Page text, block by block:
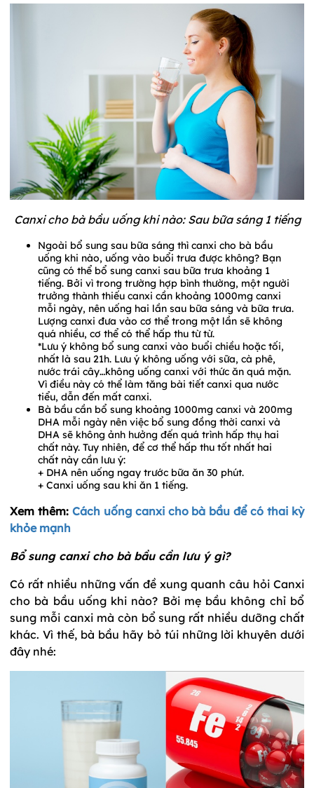
Canxi cho bà bầu uống khi nào: Sau bữa sáng 1 tiếng
Ngoài bổ sung sau bữa sáng thì canxi cho bà bầu
uống khi nào, uống vào buổi trưa được không? Bạn
cũng có thể bổ sung canxi sau bữa trưa khoảng 1
tiếng. Bởi vì trong trường hợp bình thường, một người
trưởng thành thiếu canxi cần khoảng 1000mg canxi
mỗi ngày, nên uống hai lần sau bữa sáng và bữa trưa.
Lượng canxi đưa vào cơ thể trong một lần sẽ không
quá nhiều, cơ thể có thể hấp thu từ từ.
*Lưu ý không bổ sung canxi vào buổi chiều hoặc tối,
nhất là sau 21h. Lưu ý không uống với sữa, cà phê,
nước trái cây…không uống canxi với thức ăn quá mặn.
Vì điều này có thể làm tăng bài tiết canxi qua nước
tiểu, dẫn đến mất canxi.
Bà bầu cần bổ sung khoảng 1000mg canxi và 200mg
DHA mỗi ngày nên việc bổ sung đồng thời canxi và
DHA sẽ không ảnh hưởng đến quá trình hấp thụ hai
chất này. Tuy nhiên, để cơ thể hấp thu tốt nhất hai
chất này cần lưu ý:
+ DHA nên uống ngay trước bữa ăn 30 phút.
+ Canxi uống sau khi ăn 1 tiếng.
Xem thêm: Cách uống canxi cho bà bầu để có thai kỳ
khỏe mạnh
Bổ sung canxi cho bà bầu cần lưu ý gì?
Có rất nhiều những vấn đề xung quanh câu hỏi Canxi
cho bà bầu uống khi nào? Bởi mẹ bầu không chỉ bổ
sung mỗi canxi mà còn bổ sung rất nhiều dưỡng chất
khác. Vì thế, bà bầu hãy bỏ túi những lời khuyên dưới
đây nhé: